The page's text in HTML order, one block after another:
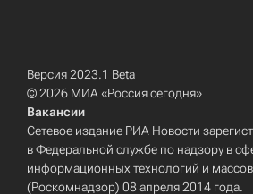
Версия 2023.1 Beta
© 2026 МИА «Россия сегодня»
Вакансии
Сетевое издание РИА Новости
в Федеральной службе по надзору в
информационных технологий и
(Роскомнадзор) 08 апреля 2014 года.